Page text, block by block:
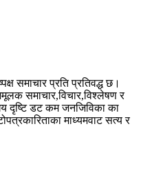
समाचार प्रति प्रतिवद्ध छ।
समाचार,विचार,विश्लेषण र
दृष्टि डट कम जनजिविका का
माध्यमवाट सत्य र